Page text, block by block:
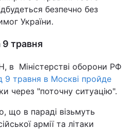
безпечно без
України.
9 травня
в Міністерстві оборони РФ
9 травня в Москві пройде
через "поточну ситуацію".
що в параді візьмуть
армії та літаки